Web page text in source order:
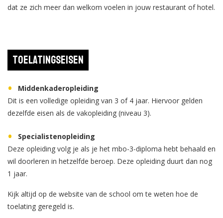
dat ze zich meer dan welkom voelen in jouw restaurant of hotel.
Toelatingseisen
Middenkaderopleiding
Dit is een volledige opleiding van 3 of 4 jaar. Hiervoor gelden
dezelfde eisen als de vakopleiding (niveau 3).
Specialistenopleiding
Deze opleiding volg je als je het mbo-3-diploma hebt behaald en
wil doorleren in hetzelfde beroep. Deze opleiding duurt dan nog
1 jaar.
Kijk altijd op de website van de school om te weten hoe de
toelating geregeld is.